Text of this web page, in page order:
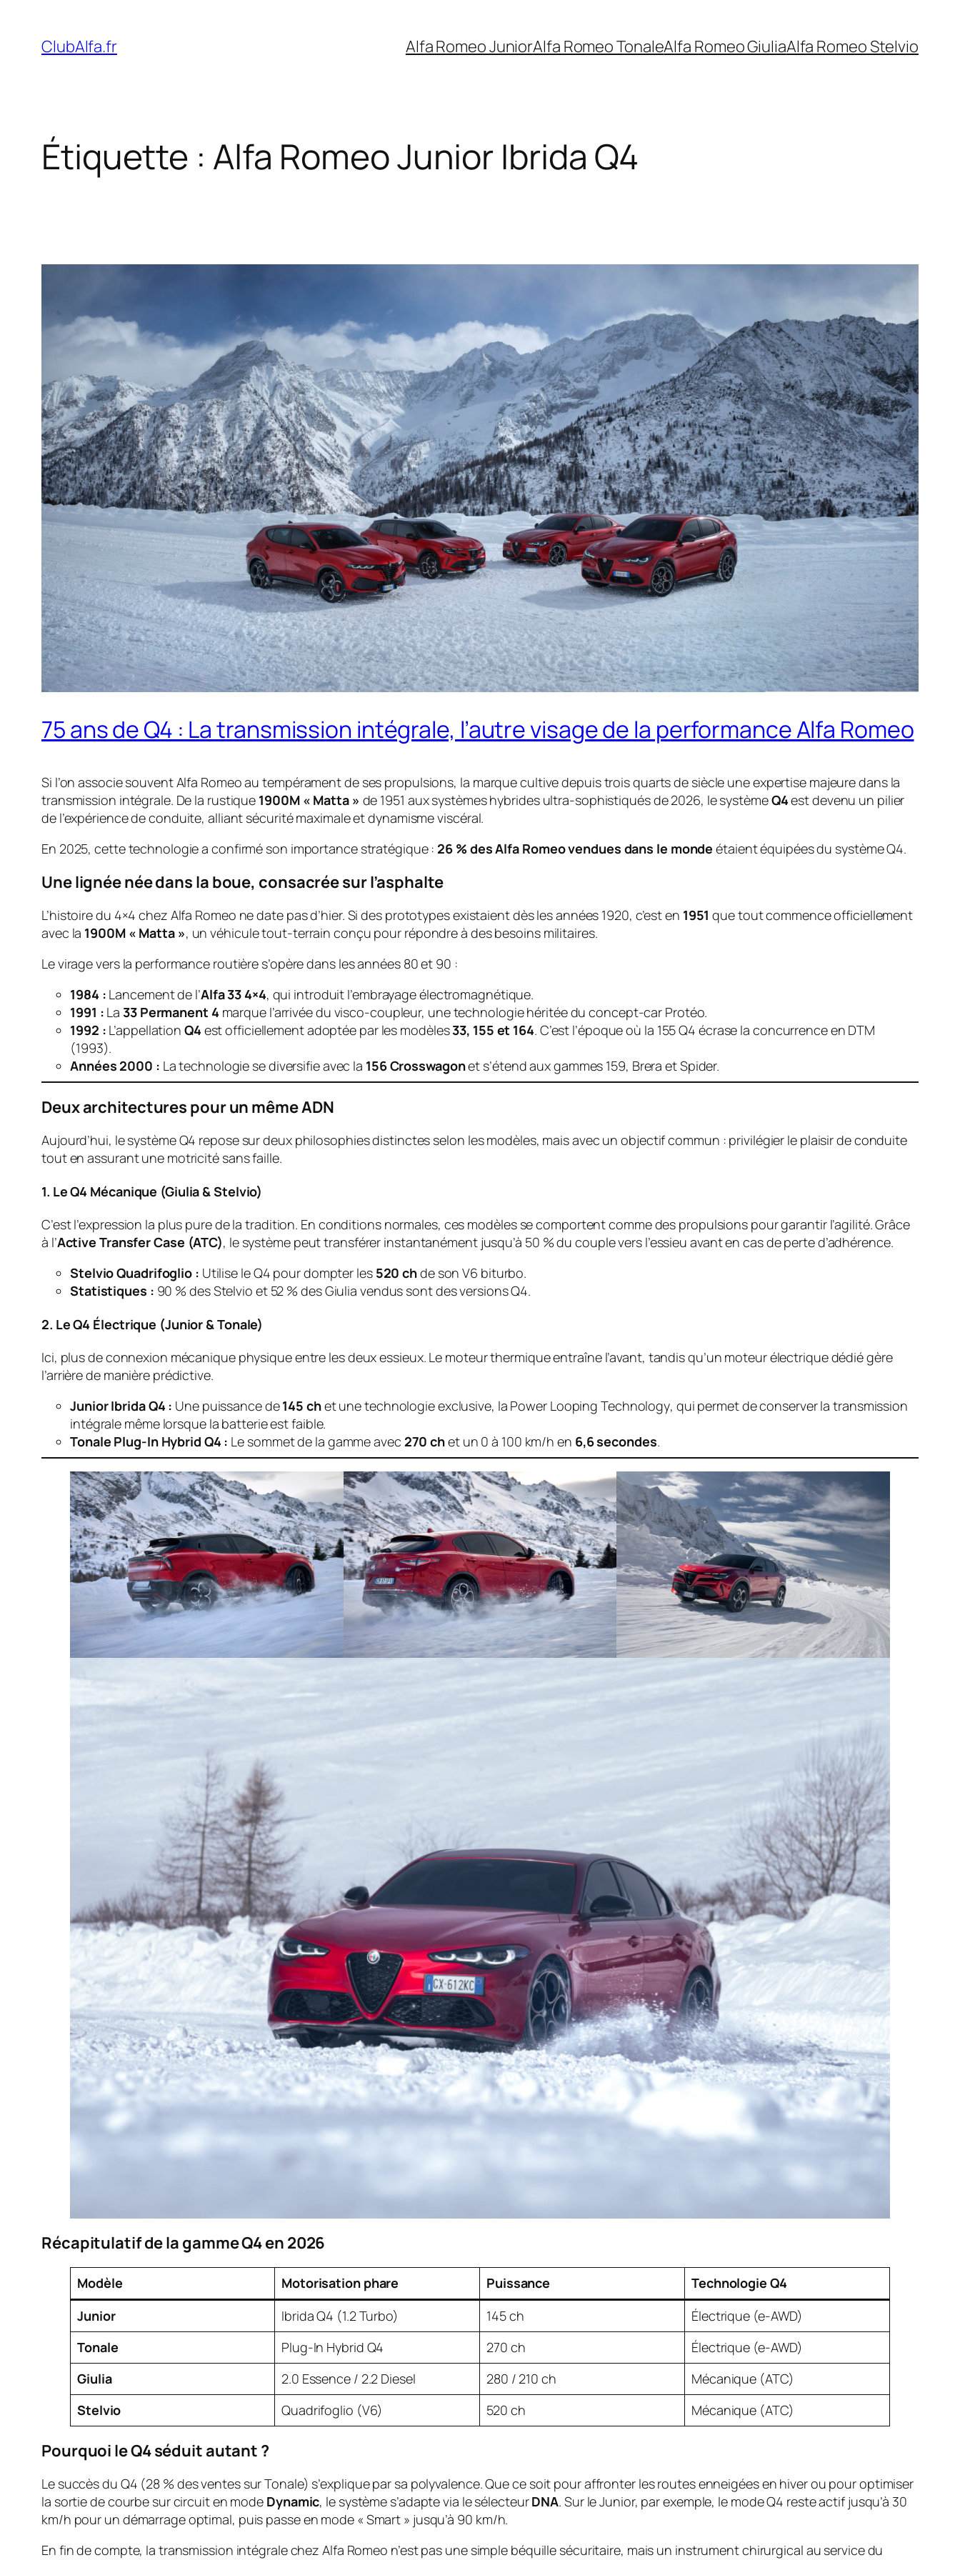
contenu
ClubAlfa.fr Alfa Romeo JuniorAlfa Romeo TonaleAlfa Romeo GiuliaAlfa Romeo Stelvio
Étiquette : Alfa Romeo Junior Ibrida Q4
75 ans de Q4 : La transmission intégrale, l’autre visage de la performance Alfa Romeo
Si l’on associe souvent Alfa Romeo au tempérament de ses propulsions, la marque cultive depuis trois quarts de siècle une expertise majeure dans la
transmission intégrale. De la rustique 1900M « Matta » de 1951 aux systèmes hybrides ultra-sophistiqués de 2026, le systèmeQ4est devenu un pilier
de l’expérience de conduite, alliant sécurité maximale et dynamisme viscéral.
En 2025, cette technologie a confirmé son importance stratégique : 26 % des Alfa Romeo vendues dans le monde étaient équipées du système Q4.
Une lignée née dans la boue, consacrée sur l’asphalte
L’histoire du 4×4 chez Alfa Romeo ne date pas d’hier. Si des prototypes existaient dès les années 1920, c’est en 1951 que tout commence officiellement
avec la 1900M « Matta », un véhicule tout-terrain conçu pour répondre à des besoins militaires.
Le virage vers la performance routière s’opère dans les années 80 et 90 :
1984 : Lancement de l’Alfa 33 4×4, qui introduit l’embrayage électromagnétique.
1991 : La33 Permanent 4 marque l’arrivée du visco-coupleur, une technologie héritée du concept-car Protéo.
1992 : L’appellation Q4 est officiellement adoptée par les modèles33, 155 et 164. C’est l’époque où la 155 Q4 écrase la concurrence en DTM
(1993).
Années 2000 : La technologie se diversifie avec la 156 Crosswagonet s’étend aux gammes 159, Brera et Spider.
Deux architectures pour un même ADN
Aujourd’hui, le système Q4 repose sur deux philosophies distinctes selon les modèles, mais avec un objectif commun : privilégier le plaisir de conduite
tout en assurant une motricité sans faille.
1. Le Q4 Mécanique (Giulia & Stelvio)
C’est l’expression la plus pure de la tradition. En conditions normales, ces modèles se comportent comme des propulsions pour garantir l’agilité. Grâce
à l’Active Transfer Case (ATC), le système peut transférer instantanément jusqu’à 50 % du couple vers l’essieu avant en cas de perte d’adhérence.
Stelvio Quadrifoglio : Utilise le Q4 pour dompter les 520 chde son V6 biturbo.
Statistiques : 90 % des Stelvio et 52 % des Giulia vendus sont des versions Q4.
2. Le Q4 Électrique (Junior & Tonale)
Ici, plus de connexion mécanique physique entre les deux essieux. Le moteur thermique entraîne l’avant, tandis qu’un moteur électrique dédié gère
l’arrière de manière prédictive.
Junior Ibrida Q4 : Une puissance de145 chet une technologie exclusive, la Power Looping Technology, qui permet de conserver la transmission
intégrale même lorsque la batterie est faible.
Tonale Plug-In Hybrid Q4 : Le sommet de la gamme avec 270 chet un 0 à 100 km/h en 6,6 secondes.
Récapitulatif de la gamme Q4 en 2026
Modèle Motorisation phare Puissance
Technologie Q4
Junior
Ibrida Q4 (1.2 Turbo) 145 ch
Électrique (e-AWD)
Tonale
Plug-In Hybrid Q4 270 ch
Électrique (e-AWD)
Giulia
2.0 Essence / 2.2 Diesel 280 / 210 ch
Mécanique (ATC)
Stelvio
Quadrifoglio (V6) 520 ch Mécanique (ATC)
Pourquoi le Q4 séduit autant ?
Le succès du Q4 (28 % des ventes sur Tonale) s’explique par sa polyvalence. Que ce soit pour affronter les routes enneigées en hiver ou pour optimiser
la sortie de courbe sur circuit en mode Dynamic, le système s’adapte via le sélecteurDNA. Sur le Junior, par exemple, le mode Q4 reste actif jusqu’à 30
km/h pour un démarrage optimal, puis passe en mode « Smart » jusqu’à 90 km/h.
En fin de compte, la transmission intégrale chez Alfa Romeo n’est pas une simple béquille sécuritaire, mais un instrument chirurgical au service du